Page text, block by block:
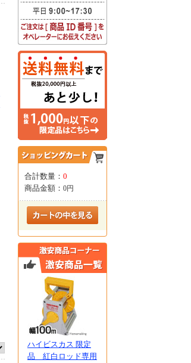
合計数量： 0
商品金額： 0円
ハイビスカス 限定
品 紅白ロッド専用